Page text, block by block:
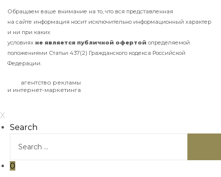
Обращаем ваше внимание на то, что вся представленная
на сайте информация носит исключительно информационный характер
и ни при каких
условиях не является публичной офертой определяемой
положениями Статьи 437(2) Гражданского кодекса Российской
Федерации.
агентство рекламы
и интернет-маркетинга
X
Search
0